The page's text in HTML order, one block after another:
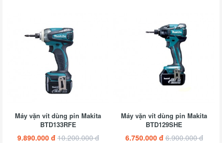
Máy vặn vít dùng pin Makita
BTD133RFE
9.890.000 đ 10.200.000 đ
Máy vặn vít dùng pin Makita
BTD129SHE
6.750.000 đ 6.900.000 đ